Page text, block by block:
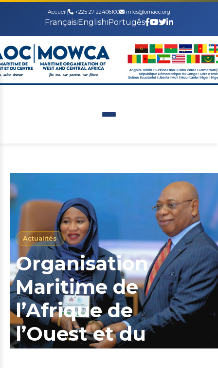
Accueil| +225 27 22406100 infos@omaoc.org
Français|English|Portugês
Actualités
Organisation
Maritime de
l’Afrique de
l’Ouest et du